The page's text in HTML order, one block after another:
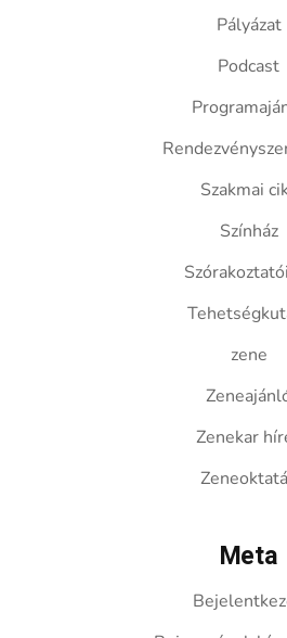
Pályázat
Podcast
Szakmai
Színház
zene
Zenekar
Meta